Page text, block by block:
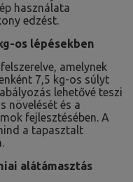
használata
edzést.
os lépésekben
amelynek
7,5 kg-os súlyt
lehetővé teszi
növelését és a
fejlesztésében. A
a tapasztalt
alátámasztás